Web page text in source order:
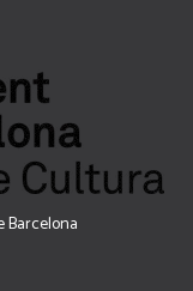
Barcelona